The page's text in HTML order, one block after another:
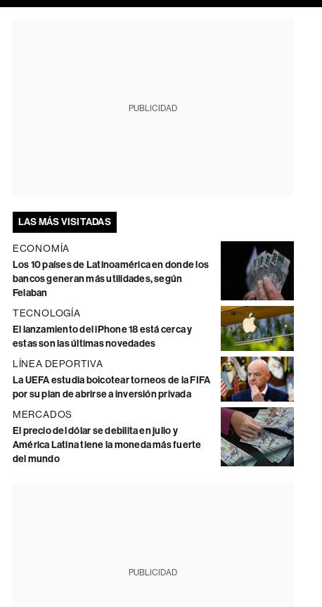
PUBLICIDAD
LAS MÁS VISITADAS
ECONOMÍA
Los 10 países de Latinoamérica en donde los
bancos generan más utilidades, según
Felaban
TECNOLOGÍA
El lanzamiento del iPhone 18 está cerca y
estas son las últimas novedades
LÍNEA DEPORTIVA
La UEFA estudia boicotear torneos de la FIFA
por su plan de abrirse a inversión privada
MERCADOS
El precio del dólar se debilita en julio y
América Latina tiene la moneda más fuerte
del mundo
PUBLICIDAD